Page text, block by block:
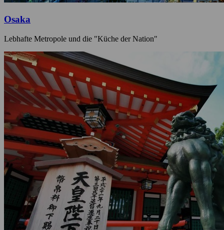
Osaka
Lebhafte Metropole und die "Küche der Nation"